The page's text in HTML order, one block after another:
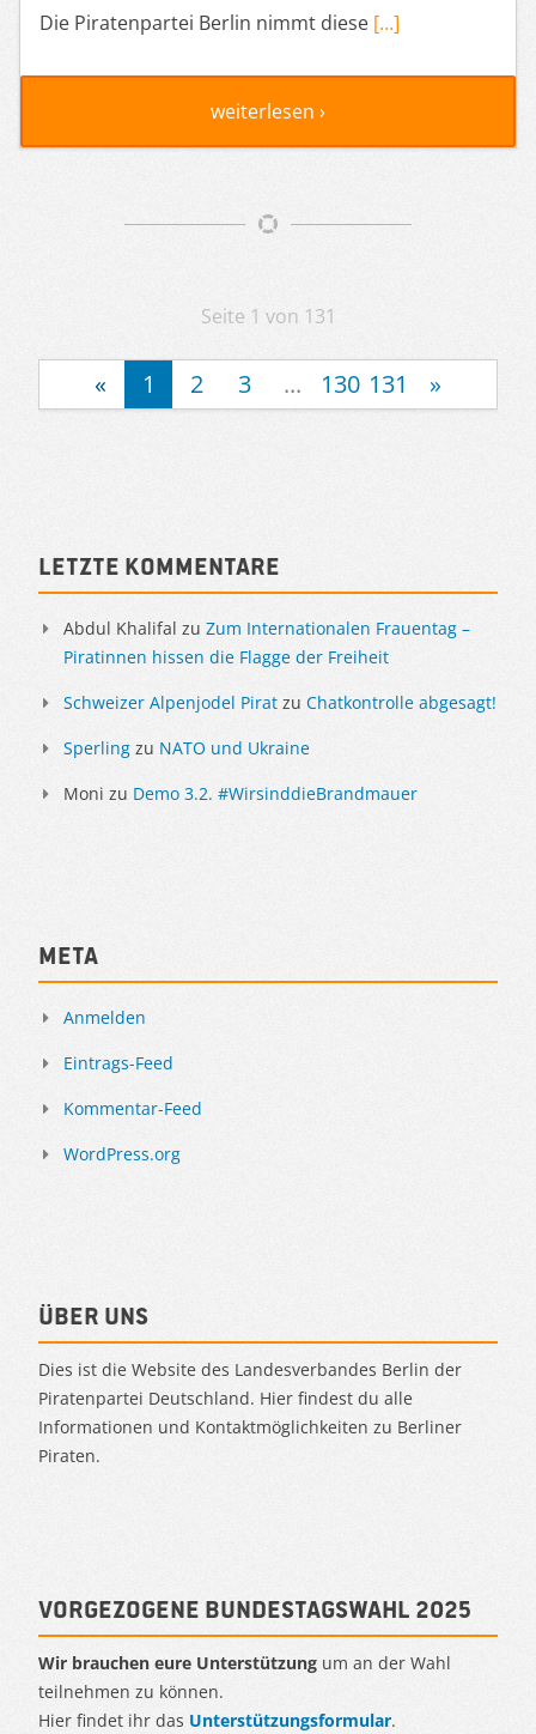
Die Piratenpartei Berlin nimmt diese […]
weiterlesen ›
Artikelnavigation
Seite 1 von 131
« 1 2 3 ... 130 131 »
Sidebar
Letzte Kommentare
Abdul Khalifal zu Zum Internationalen Frauentag –
Piratinnen hissen die Flagge der Freiheit
Schweizer Alpenjodel Pirat zu Chatkontrolle abgesagt!
Sperling zu NATO und Ukraine
Moni zu Demo 3.2. #WirsinddieBrandmauer
Meta
Anmelden
Eintrags-Feed
Kommentar-Feed
WordPress.org
Über uns
Dies ist die Website des Landesverbandes Berlin der
Piratenpartei Deutschland. Hier findest du alle
Informationen und Kontaktmöglichkeiten zu Berliner
Piraten.
Vorgezogene Bundestagswahl 2025
Wir brauchen eure Unterstützung um an der Wahl
teilnehmen zu können.
Hier findet ihr das Unterstützungsformular.